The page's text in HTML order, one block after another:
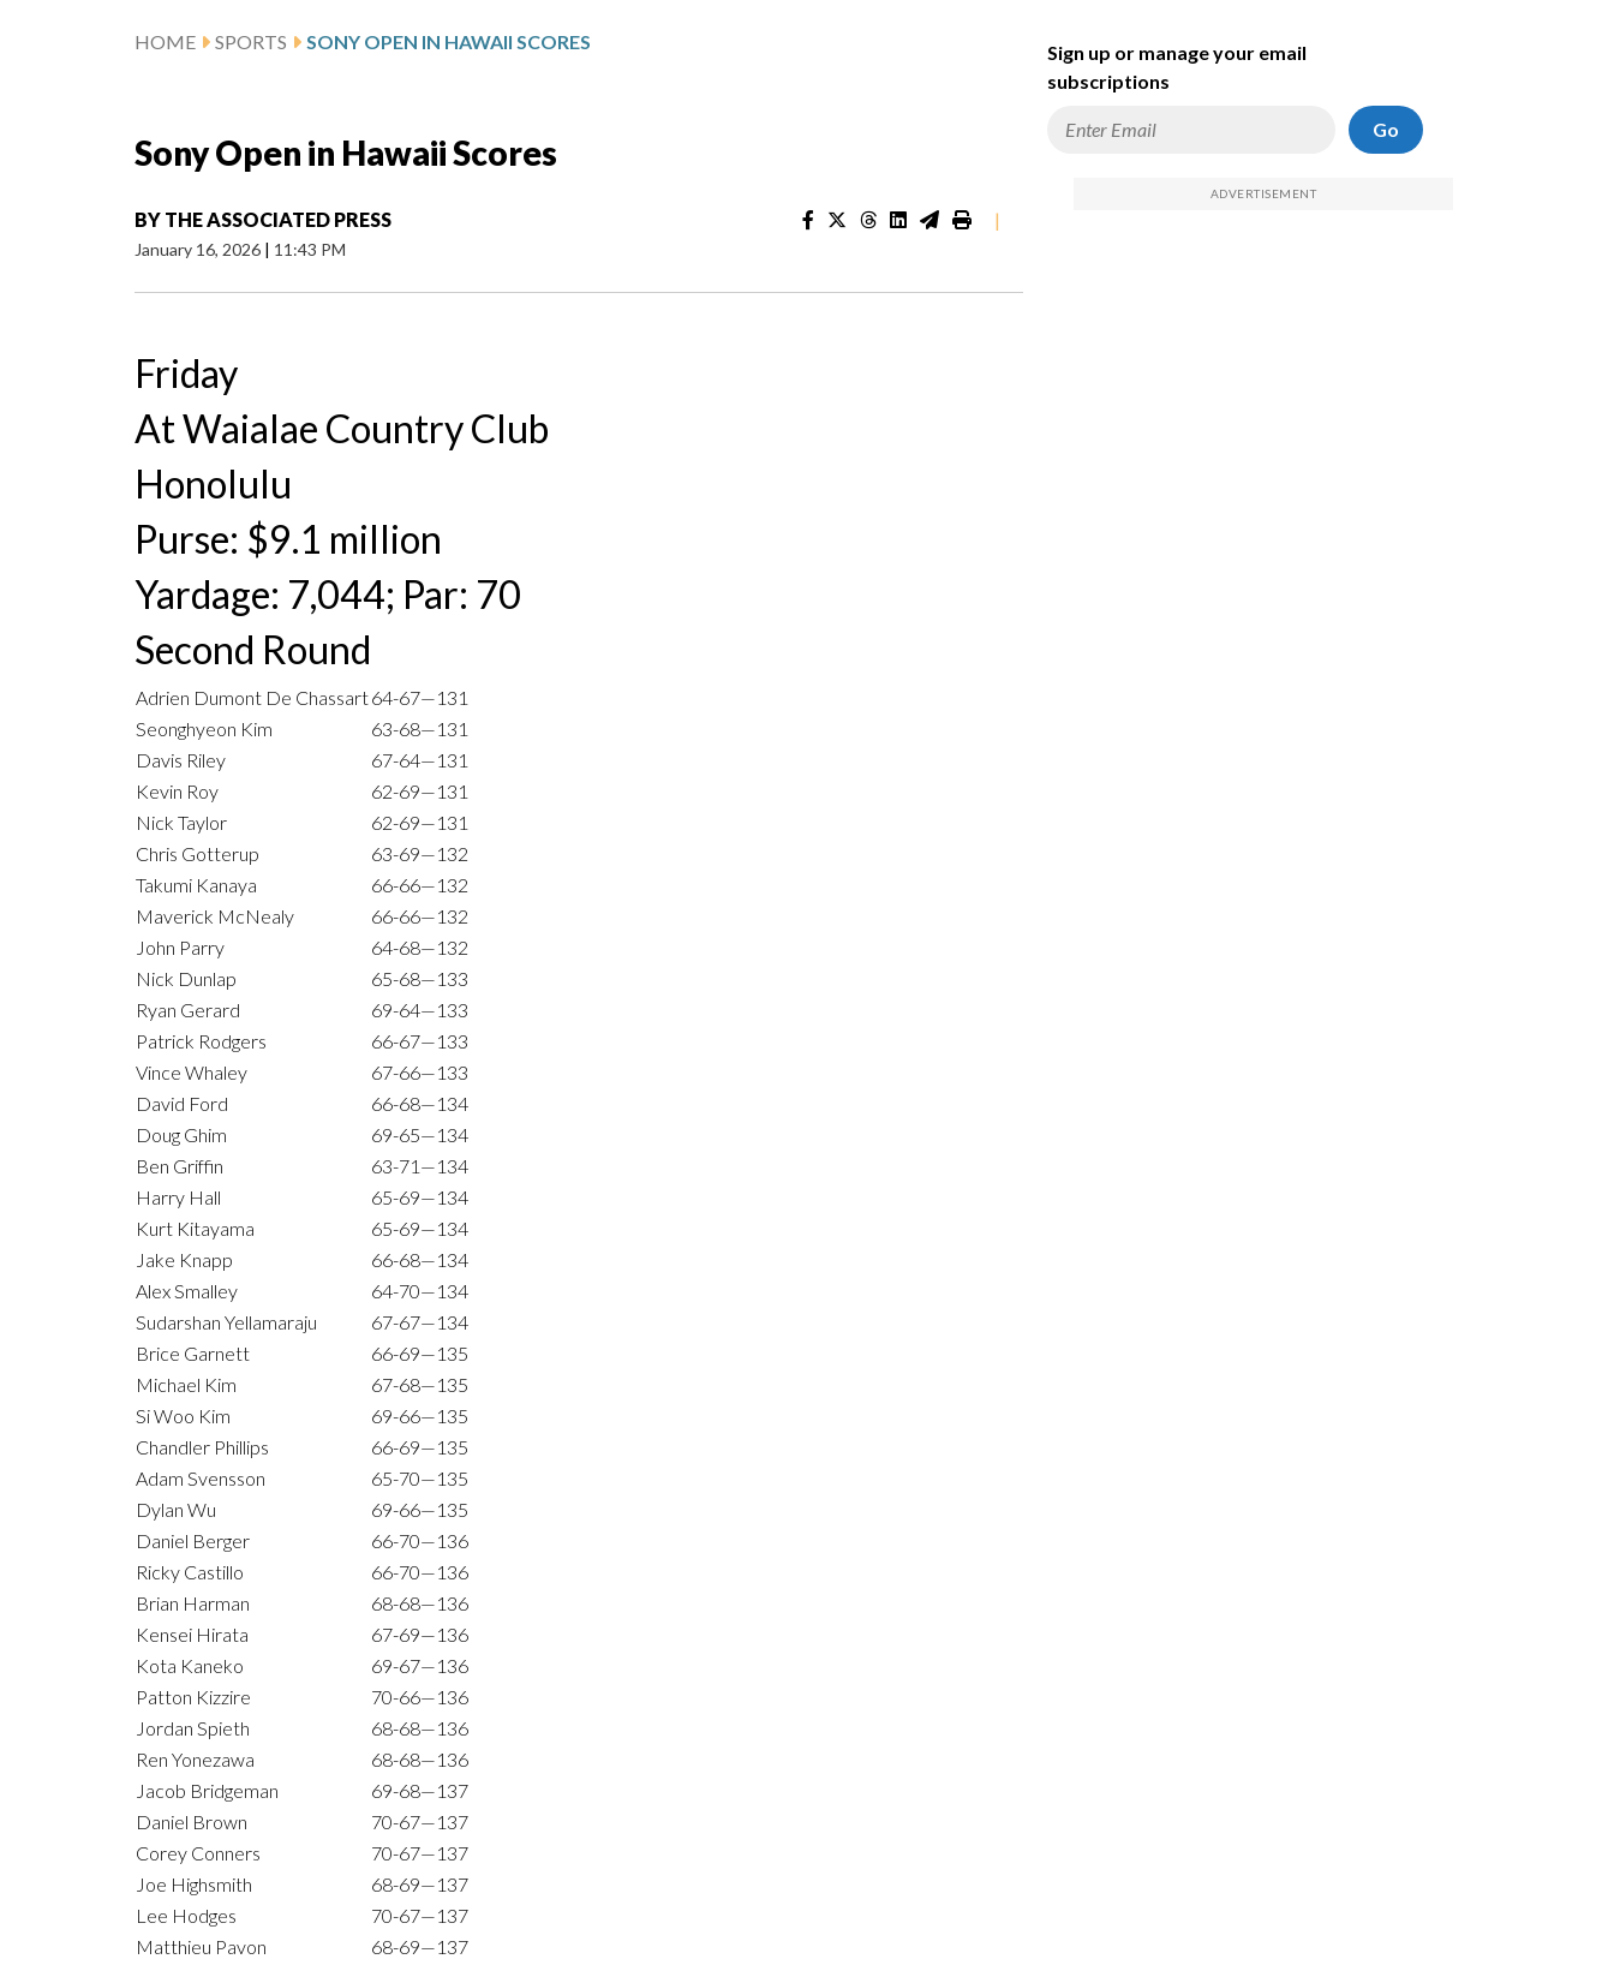
HOME SPORTS SONY OPEN IN HAWAII SCORES
Sony Open in Hawaii Scores
BY THE ASSOCIATED PRESS
January 16, 2026 | 11:43 PM
|
Friday
At Waialae Country Club
Honolulu
Purse: $9.1 million
Yardage: 7,044; Par: 70
Second Round
Adrien Dumont De Chassart64-67—131
Seonghyeon Kim
63-68—131
Davis Riley
67-64—131
Kevin Roy
62-69—131
Nick Taylor
62-69—131
Chris Gotterup
63-69—132
Takumi Kanaya
66-66—132
Maverick McNealy
66-66—132
John Parry
64-68—132
Nick Dunlap
65-68—133
Ryan Gerard
69-64—133
Patrick Rodgers
66-67—133
Vince Whaley
67-66—133
David Ford
66-68—134
Doug Ghim
69-65—134
Ben Griffin
63-71—134
Harry Hall
65-69—134
Kurt Kitayama
65-69—134
Jake Knapp
66-68—134
Alex Smalley
64-70—134
Sudarshan Yellamaraju
67-67—134
Brice Garnett
66-69—135
Michael Kim
67-68—135
Si Woo Kim
69-66—135
Chandler Phillips
66-69—135
Adam Svensson
65-70—135
Dylan Wu
69-66—135
Daniel Berger
66-70—136
Ricky Castillo
66-70—136
Brian Harman
68-68—136
Kensei Hirata
67-69—136
Kota Kaneko
69-67—136
Patton Kizzire
70-66—136
Jordan Spieth
68-68—136
Ren Yonezawa
68-68—136
Jacob Bridgeman
69-68—137
Daniel Brown
70-67—137
Corey Conners
70-67—137
Joe Highsmith
68-69—137
Lee Hodges
70-67—137
Matthieu Pavon
68-69—137
Sign up or manage your email
subscriptions
Go